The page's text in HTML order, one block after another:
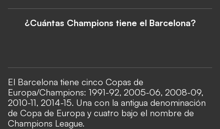
¿Cuántas Champions tiene el Barcelona?
El Barcelona tiene cinco Copas de
Europa/Champions: 1991-92, 2005-06, 2008-09,
2010-11, 2014-15. Una con la antigua denominación
de Copa de Europa y cuatro bajo el nombre de
Champions League.